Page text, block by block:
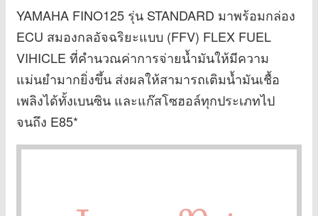
YAMAHA FINO125 รุ่น STANDARD มาพร้อมกล่อง
ECU สมองกลอัจฉริยะแบบ (FFV) FLEX FUEL
VIHICLE ที่คำนวณค่าการจ่ายน้ำมันให้มีความ
แม่นยำมากยิ่งขึ้น ส่งผลให้สามารถเติมน้ำมันเชื้อ
เพลิงได้ทั้งเบนซิน และแก๊สโซฮอล์ทุกประเภทไป
จนถึง E85*